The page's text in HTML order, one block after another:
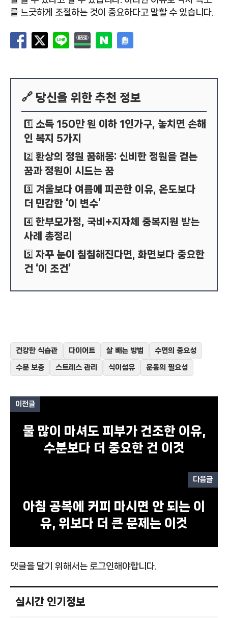
를 느긋하게 조절하는 것이 중요하다고 말할 수 있습니다.
🔗 당신을 위한 추천 정보
1️⃣ 소득 150만 원 이하 1인가구, 놓치면 손해
인 복지 5가지
2️⃣ 환상의 정원 꿈해몽: 신비한 정원을 걷는
꿈과 정원이 시드는 꿈
3️⃣ 겨울보다 여름에 피곤한 이유, 온도보다
더 민감한 ‘이 변수’
4️⃣ 한부모가정, 국비+지자체 중복지원 받는
사례 총정리
5️⃣ 자꾸 눈이 침침해진다면, 화면보다 중요한
건 ‘이 조건’
건강한 식습관 다이어트 살 빼는 방법 수면의 중요성
수분 보충 스트레스 관리 식이섬유 운동의 필요성
이전글
물 많이 마셔도 피부가 건조한 이유,
수분보다 더 중요한 건 이것
다음글
아침 공복에 커피 마시면 안 되는 이
유, 위보다 더 큰 문제는 이것
댓글을 달기 위해서는 로그인해야합니다.
실시간 인기정보